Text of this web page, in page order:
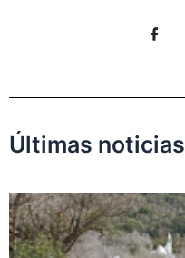
Últimas noticias